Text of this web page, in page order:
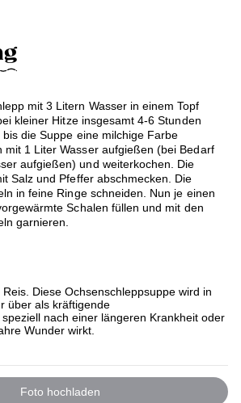
mit 3 Litern Wasser in einem Topf
kleiner Hitze insgesamt 4-6 Stunden
die Suppe eine milchige Farbe
mit 1 Liter Wasser aufgießen (bei Bedarf
aufgießen) und weiterkochen. Die
Salz und Pfeffer abschmecken. Die
in feine Ringe schneiden. Nun je einen
Schalen füllen und mit den
garnieren.
Diese Ochsenschleppsuppe wird in
über als kräftigende
nach einer längeren Krankheit oder
Wunder wirkt.
Foto hochladen